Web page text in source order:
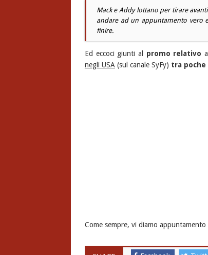
Mack e Addy lottano per tirare
andare ad un appuntamento vero
finire.
Ed eccoci giunti al promo relativo
negli USA (sul canale SyFy) tra poche
Come sempre, vi diamo appuntamento